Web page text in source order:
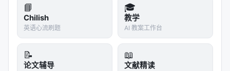
📘
Chilish
英语心流刷题
🎓
教学
AI 教案工作台
📝
论文辅导
📖
文献精读